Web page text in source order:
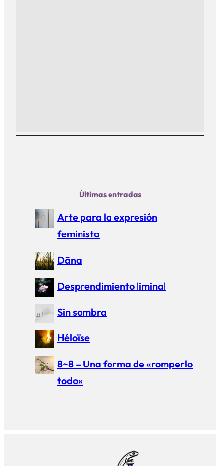
Últimas entradas
Arte para la expresión
feminista
Dãna
Desprendimiento liminal
Sin sombra
Héloïse
8~8 – Una forma de «romperlo
todo»